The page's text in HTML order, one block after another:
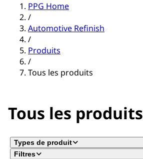
PPG Home
/
Automotive Refinish
/
Produits
/
Tous les produits
Tous les produits
Types de produit
Filtres